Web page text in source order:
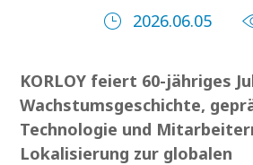
2026.06.05
KORLOY feiert 60-jähriges
Wachstumsgeschichte,
Technologie und
Lokalisierung zur globalen